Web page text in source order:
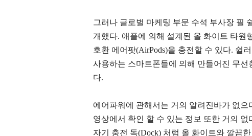
그러나 글로벌 마케팅 부문 수석 부사장 필
개했다. 애플에 의해 설계된 올 화이트 타원
호환 에어팟(AirPods)을 충전할 수 있다. 쉴
사용하는 스마트폰들에 의해 만들어진 무
다.
에어파워에 관해서는 거의 알려진바가 없
영상에서 확인 할 수 있는 정보 또한 거의
자기 충전 독(Dock) 처럼 올 화이트와 깔끔